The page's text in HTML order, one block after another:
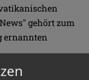
gehört zum
ernannten